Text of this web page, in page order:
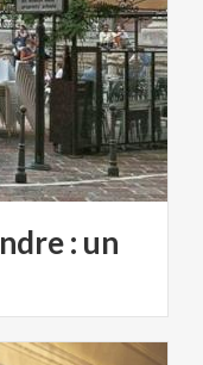
: un